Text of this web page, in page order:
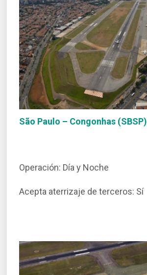
São Paulo – Congonhas (SBSP)
Operación: Día y Noche
Acepta aterrizaje de terceros: Sí